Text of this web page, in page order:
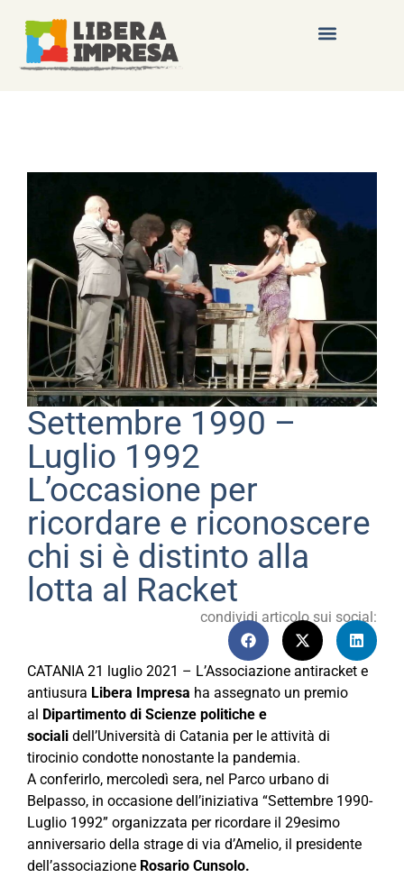
Settembre 1990 –
Luglio 1992
L’occasione per
ricordare e riconoscere
chi si è distinto alla
lotta al Racket
condividi articolo sui social:
CATANIA 21 luglio 2021 – L’Associazione antiracket e
antiusura Libera Impresa ha assegnato un premio
al
Dipartimento di Scienze politiche e
sociali dell’Università di Catania per le attività di
tirocinio condotte nonostante la pandemia.
A conferirlo, mercoledì sera, nel Parco urbano di
Belpasso, in occasione dell’iniziativa “Settembre 1990-
Luglio 1992” organizzata per ricordare il 29esimo
anniversario della strage di via d’Amelio, il presidente
dell’associazione Rosario Cunsolo.